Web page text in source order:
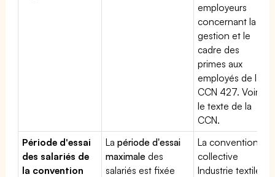
employeurs
concernant la
gestion et le
cadre des
primes aux
employés de la
CCN 427. Voir
le texte de la
CCN.
Période d'essai
des salariés de
la convention
Lapériode d'essai
maximale des
salariés est fixée
La convention
collective
Industrie textile